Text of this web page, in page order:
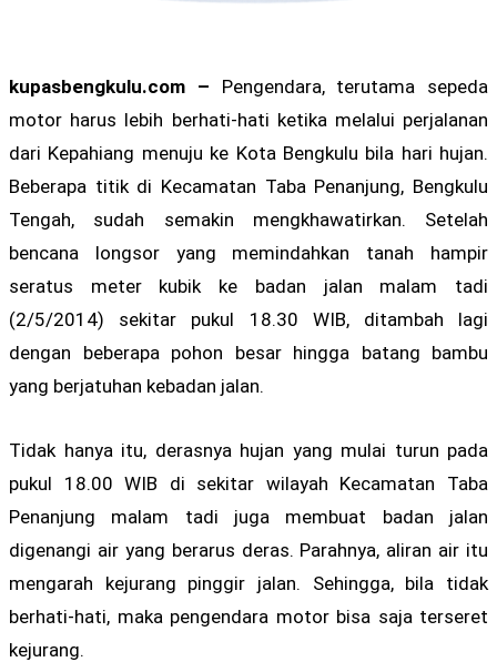
kupasbengkulu.com – Pengendara, terutama sepeda
motor harus lebih berhati-hati ketika melalui perjalanan
dari Kepahiang menuju ke Kota Bengkulu bila hari hujan.
Beberapa titik di Kecamatan Taba Penanjung, Bengkulu
Tengah, sudah semakin mengkhawatirkan. Setelah
bencana longsor yang memindahkan tanah hampir
seratus meter kubik ke badan jalan malam tadi
(2/5/2014) sekitar pukul 18.30 WIB, ditambah lagi
dengan beberapa pohon besar hingga batang bambu
yang berjatuhan kebadan jalan.
Tidak hanya itu, derasnya hujan yang mulai turun pada
pukul 18.00 WIB di sekitar wilayah Kecamatan Taba
Penanjung malam tadi juga membuat badan jalan
digenangi air yang berarus deras. Parahnya, aliran air itu
mengarah kejurang pinggir jalan. Sehingga, bila tidak
berhati-hati, maka pengendara motor bisa saja terseret
kejurang.